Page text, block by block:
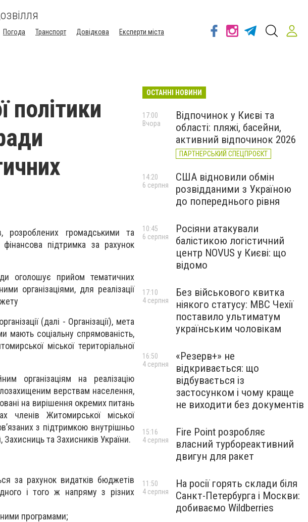
Погода Транспорт Довідкова
Експерти міста
політики
розроблених громадськими та
фінансова підтримка за рахунок
оголошує прийом тематичних
організаціями, для реалізації
(далі - Організації), мета
мають соціальну спрямованість,
міської територіальної
організаціям на реалізацію
верствам населення,
на вирішення окремих питань
членів Житомирської міської
з підтримкою внутрішньо
та Захисників України.
за рахунок видатків бюджетів
і того ж напряму з різних
програмами;
ОСТАННІ НОВИНИ
Відпочинок у Києві та
області: пляжі, басейни,
активний відпочинок 2026
ПАРТНЕРСЬКИЙ СПЕЦПРОЄКТ
17:00
Вчора
США відновили обмін
розвідданими з Україною
до попереднього рівня
14:20
6 серпня
Росіяни атакували
балістикою логістичний
центр NOVUS у Києві: що
відомо
10:45
6 серпня
Без військового квитка
ніякого статусу: МВС Чехії
поставило ультиматум
українським чоловікам
17:10
4 серпня
«Резерв+» не
відкривається: що
відбувається із
застосунком і чому краще
не виходити без документів
16:50
4 серпня
Fire Point розробляє
власний турбореактивний
двигун для ракет
15:16
4 серпня
На росії горять склади біля
Санкт-Петербурга і Москви:
добиваємо Wildberries
11:50
4 серпня